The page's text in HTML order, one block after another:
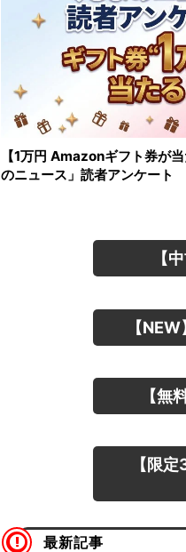
【1万円 Amazonギフト券が
のニュース」読者アンケート
【
【
【無
【限
最新記事